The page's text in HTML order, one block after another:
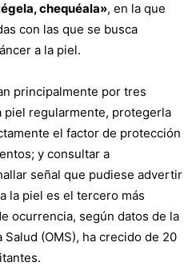
chequéala», en la que
con las que se busca
a la piel.
principalmente por tres
piel regularmente, protegerla
el factor de protección
y consultar a
señal que pudiese advertir
la piel es el tercero más
ocurrencia, según datos de la
(OMS), ha crecido de 20